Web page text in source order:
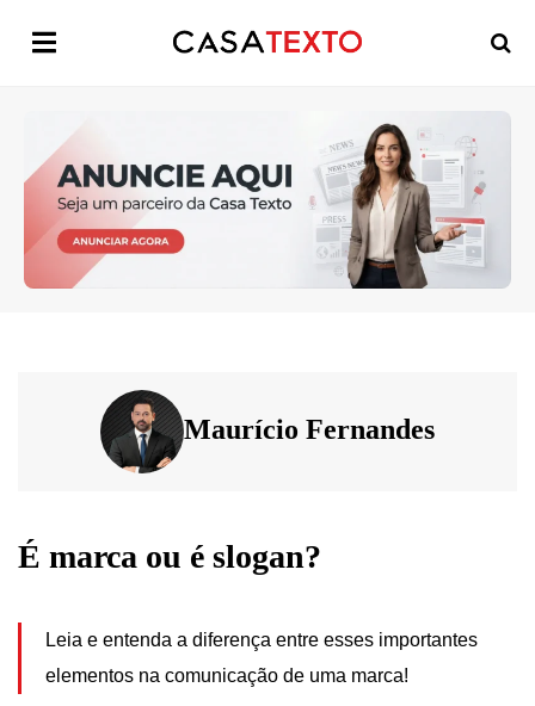
Maurício Fernandes
É marca ou é slogan?
Leia e entenda a diferença entre esses importantes
elementos na comunicação de uma marca!